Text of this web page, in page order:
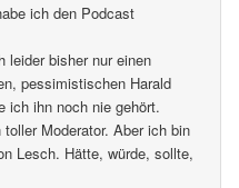
ich den Podcast
leider bisher nur einen
pessimistischen Harald
ich ihn noch nie gehört.
Moderator. Aber ich bin
Lesch. Hätte, würde, sollte,